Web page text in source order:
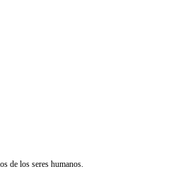
de los seres humanos.